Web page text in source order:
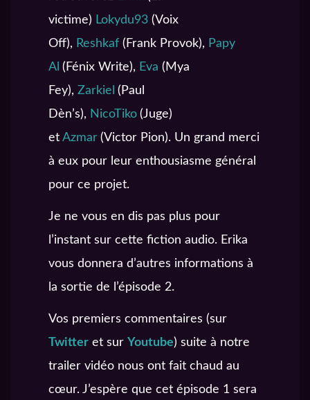
victime) Lokydu93 (Voix
Off), Reshkaf (Frank Provok), Papy
Al ( Fénix Write), Eva ( Mya
Fey), Zarkiel ( Paul
Dèn’s), NicoTiko (Juge)
et Azmar (Victor Pion). Un grand merci
à eux pour leur enthousiasme général
pour ce projet.
Je ne vous en dis pas plus pour
l’instant sur cette fiction audio. Erika
vous donnera d’autres informations à
la sortie de l’épisode 2.
Vos premiers commentaires (sur
Twitter et sur Youtube) suite à notre
trailer vidéo nous ont fait chaud au
cœur. J’espère que cet épisode 1 sera